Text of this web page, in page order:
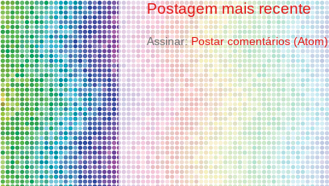
Postagem mais recente
Assinar:Postar comentários (Atom)